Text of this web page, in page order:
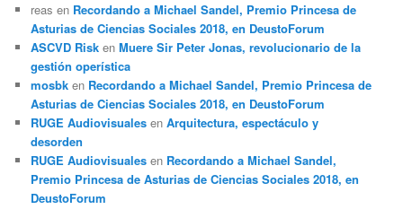
reas en Recordando a Michael Sandel, Premio Princesa de
Asturias de Ciencias Sociales 2018, en DeustoForum
ASCVD Risk enMuere Sir Peter Jonas, revolucionario de la
gestión operística
mosbk en Recordando a Michael Sandel, Premio Princesa de
Asturias de Ciencias Sociales 2018, en DeustoForum
RUGE Audiovisuales enArquitectura, espectáculo y
desorden
RUGE Audiovisuales en Recordando a Michael Sandel,
Premio Princesa de Asturias de Ciencias Sociales 2018, en
DeustoForum